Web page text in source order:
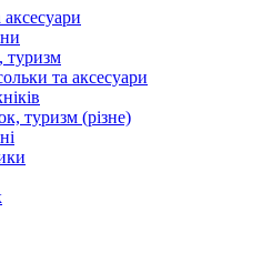
туризм
та аксесуари
туризм (різне)